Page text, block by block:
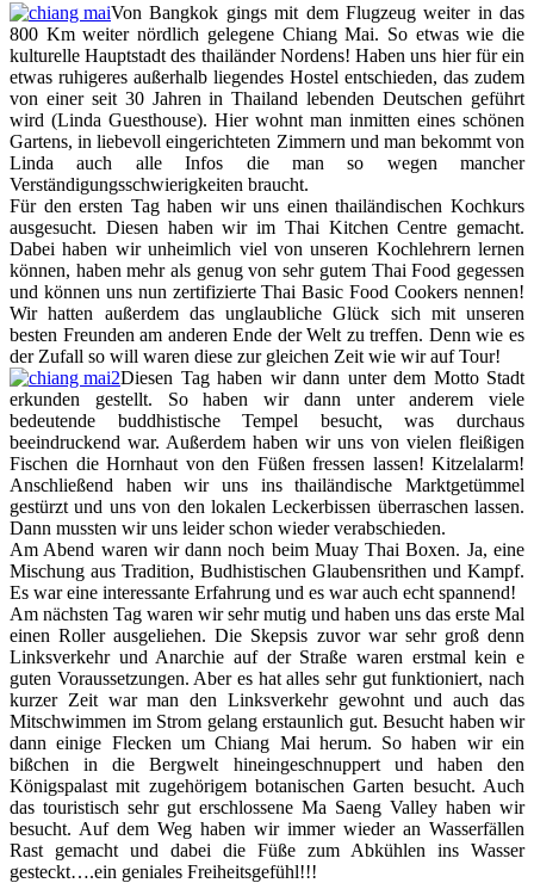
Von Bangkok gings mit dem Flugzeug weiter in das
800 Km weiter nördlich gelegene Chiang Mai. So etwas wie die
kulturelle Hauptstadt des thailänder Nordens! Haben uns hier für ein
etwas ruhigeres außerhalb liegendes Hostel entschieden, das zudem
von einer seit 30 Jahren in Thailand lebenden Deutschen geführt
wird (Linda Guesthouse). Hier wohnt man inmitten eines schönen
Gartens, in liebevoll eingerichteten Zimmern und man bekommt von
Linda auch alle Infos die man so wegen mancher
Verständigungsschwierigkeiten braucht.
Für den ersten Tag haben wir uns einen thailändischen Kochkurs
ausgesucht. Diesen haben wir im Thai Kitchen Centre gemacht.
Dabei haben wir unheimlich viel von unseren Kochlehrern lernen
können, haben mehr als genug von sehr gutem Thai Food gegessen
und können uns nun zertifizierte Thai Basic Food Cookers nennen!
Wir hatten außerdem das unglaubliche Glück sich mit unseren
besten Freunden am anderen Ende der Welt zu treffen. Denn wie es
der Zufall so will waren diese zur gleichen Zeit wie wir auf Tour!
Diesen Tag haben wir dann unter dem Motto Stadt
erkunden gestellt. So haben wir dann unter anderem viele
bedeutende buddhistische Tempel besucht, was durchaus
beeindruckend war. Außerdem haben wir uns von vielen fleißigen
Fischen die Hornhaut von den Füßen fressen lassen! Kitzelalarm!
Anschließend haben wir uns ins thailändische Marktgetümmel
gestürzt und uns von den lokalen Leckerbissen überraschen lassen.
Dann mussten wir uns leider schon wieder verabschieden.
Am Abend waren wir dann noch beim Muay Thai Boxen. Ja, eine
Mischung aus Tradition, Budhistischen Glaubensrithen und Kampf.
Es war eine interessante Erfahrung und es war auch echt spannend!
Am nächsten Tag waren wir sehr mutig und haben uns das erste Mal
einen Roller ausgeliehen. Die Skepsis zuvor war sehr groß denn
Linksverkehr und Anarchie auf der Straße waren erstmal kein e
guten Voraussetzungen. Aber es hat alles sehr gut funktioniert, nach
kurzer Zeit war man den Linksverkehr gewohnt und auch das
Mitschwimmen im Strom gelang erstaunlich gut. Besucht haben wir
dann einige Flecken um Chiang Mai herum. So haben wir ein
bißchen in die Bergwelt hineingeschnuppert und haben den
Königspalast mit zugehörigem botanischen Garten besucht. Auch
das touristisch sehr gut erschlossene Ma Saeng Valley haben wir
besucht. Auf dem Weg haben wir immer wieder an Wasserfällen
Rast gemacht und dabei die Füße zum Abkühlen ins Wasser
gesteckt….ein geniales Freiheitsgefühl!!!